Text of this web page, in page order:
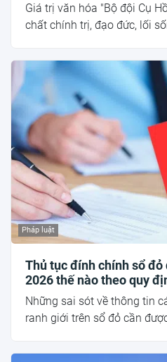
Giá trị văn hóa "Bộ đội Cụ
chất chính trị, đạo đức, lối
Pháp luật
Thủ tục đính chính sổ đỏ
2026 thế nào theo quy
Những sai sót về thông tin
ranh giới trên sổ đỏ cần